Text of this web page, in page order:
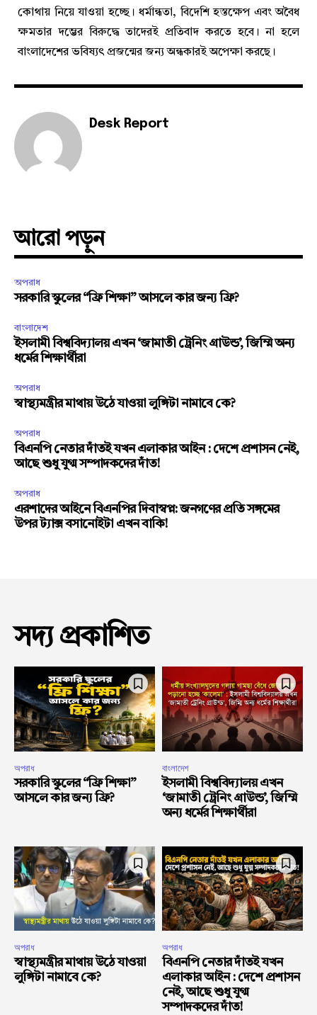
কোথায় নিয়ে যাওয়া হচ্ছে। ধর্মান্ধতা, বিদেশি হস্তক্ষেপ এবং অবৈধ
ক্ষমতার দম্ভের বিরুদ্ধে তাদেরই প্রতিবাদ করতে হবে। না হলে
বাংলাদেশের ভবিষ্যৎ প্রজন্মের জন্য অন্ধকারই অপেক্ষা করছে।
Desk Report
আরো পড়ুন
অপরাধ
সরকারি স্কুলের “ফ্রি শিক্ষা” আসলে কার জন্য ফ্রি?
বাংলাদেশ
ইসলামী বিশ্ববিদ্যালয় এখন ‘জামাতী ট্রেনিং গ্রাউন্ড’, জিম্মি অন্য
ধর্মের শিক্ষার্থীরা
অপরাধ
স্বাস্থ্যমন্ত্রীর মাথায় উঠে যাওয়া লুঙ্গিটা নামাবে কে?
অপরাধ
বিএনপি নেতার দাঁতই যখন এলাকার আইন : দেশে প্রশাসন নেই,
আছে শুধু যুগ্ম সম্পাদকদের দাঁত!
অপরাধ
এরশাদের আইনে বিএনপির দিবাস্বপ্ন: জনগণের প্রতি সঙ্গমের
উপর ট্যাক্স বসানোইটা এখন বাকি!
সদ্য প্রকাশিত
অপরাধ
সরকারি স্কুলের “ফ্রি শিক্ষা”
আসলে কার জন্য ফ্রি?
বাংলাদেশ
ইসলামী বিশ্ববিদ্যালয় এখন
‘জামাতী ট্রেনিং গ্রাউন্ড’, জিম্মি
অন্য ধর্মের শিক্ষার্থীরা
অপরাধ
স্বাস্থ্যমন্ত্রীর মাথায় উঠে যাওয়া
লুঙ্গিটা নামাবে কে?
অপরাধ
বিএনপি নেতার দাঁতই যখন
এলাকার আইন : দেশে প্রশাসন
নেই, আছে শুধু যুগ্ম
সম্পাদকদের দাঁত!